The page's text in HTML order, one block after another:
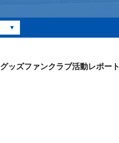
▼
グッズファンクラブ活動レポート